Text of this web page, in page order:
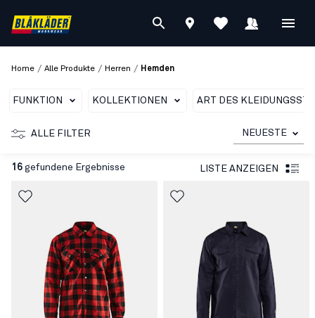
Home / Alle Produkte / Herren / Hemden
FUNKTION KOLLEKTIONEN ART DES
ALLE FILTER NEUESTE
16 gefundene Ergebnisse LISTE ANZEIGEN